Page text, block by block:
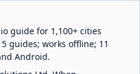
guide for 1,100+ cities
guides; works offline; 11
Android.